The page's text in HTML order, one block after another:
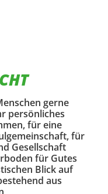
gerne
persönliches
für eine
für
Gesellschaft
für Gutes
Blick auf
aus